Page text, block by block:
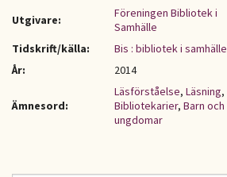
Utgivare:
Föreningen Bibliotek i
Samhälle
Tidskrift/källa:
Bis : bibliotek i samhälle
År:
2014
Ämnesord:
Läsförståelse, Läsning,
Bibliotekarier, Barn och
ungdomar